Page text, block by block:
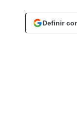
Definir